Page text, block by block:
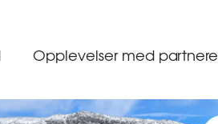
Opplevelser med partnere